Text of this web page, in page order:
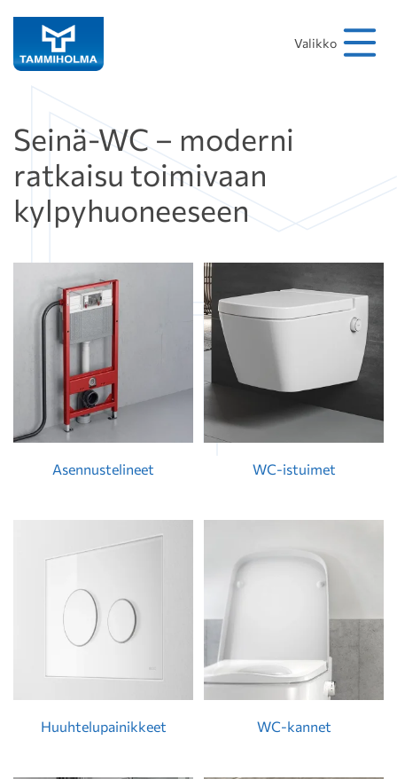
Valikko
Seinä-WC – moderni
ratkaisu toimivaan
kylpyhuoneeseen
Asennustelineet WC-istuimet
Huuhtelupainikkeet WC-kannet